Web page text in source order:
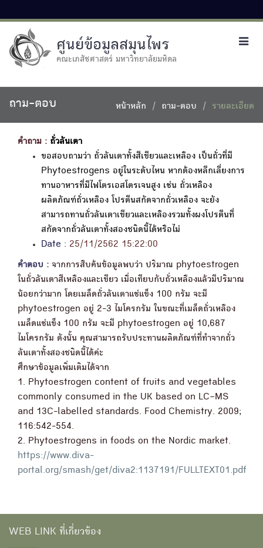
ศูนย์ข้อมูลสมุนไพร
คณะเภสัชศาสตร์ มหาวิทยาลัยมหิดล
ถาม-ตอบ หน้าหลัก ถาม-ตอบ รายละเอียด
คำถาม : ถั่วลันเตา
ขอสอบถามว่า ถั่วลันเตาทั้งสีเขียวและเหลือง เป็นถั่วที่มี
Phytoestrogens อยู่ในระดับไหน หากต้องหลีกเลี่ยงการ
ทานอาหารที่มีไฟโตรเอสโตรเจนสูง เช่น ถั่วเหลือง
ผลิตภัณฑ์ถั่วเหลือง โปรตีนสกัดจากถั่วเหลือง จะยัง
สามารถทานถั่วลันเตาเขียวและเหลืองรวมทั้งผงโปรตีนที่
สกัดจากถั่วลันเตาทั้งสองชนิดนี้ได้หรือไม่
Date : 25/11/2562 15:22:00
คำตอบ : จากการสืบค้นข้อมูลพบว่า ปริมาณ phytoestrogen
ในถั่วลันเตาสีเหลืองและเขียว เมื่อเทียบกับถั่วเหลืองแล้วมีปริมาณ
น้อยกว่ามาก โดยเมล็ดถั่วลันเตาแช่แข็ง 100 กรัม จะมี
phytoestrogen อยู่ 2-3 ไมโครกรัม ในขณะที่เมล็ดถั่วเหลือง
เมล็ดแช่แข็ง 100 กรัม จะมี phytoestrogen อยู่ 10,687
ไมโครกรัม ดังนั้น คุณสามารถรับประทานผลิตภัณฑ์ที่ทำจากถั่ว
ลันเตาทั้งสองชนิดนี้ได้ค่ะ
ศึกษาข้อมูลเพิ่มเติมได้จาก
1. Phytoestrogen content of fruits and vegetables
commonly consumed in the UK based on LC–MS
and 13C-labelled standards. Food Chemistry. 2009;
116:542-554.
2. Phytoestrogens in foods on the Nordic market.
https://www.diva-
portal.org/smash/get/diva2:1137191/FULLTEXT01.pdf
WEB LINK ที่เกี่ยวข้อง